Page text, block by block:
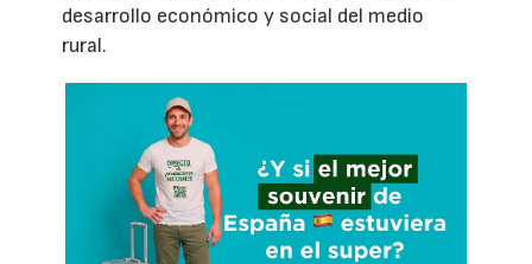
desarrollo económico y social del medio
rural.